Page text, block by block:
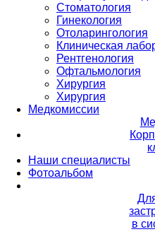
Стоматология
Гинекология
Отоларингология
Клиническая
Рентгенология
Офтальмология
Хирургия
Хирургия
Медкомиссии
Наши специалисты
Фотоальбом
в